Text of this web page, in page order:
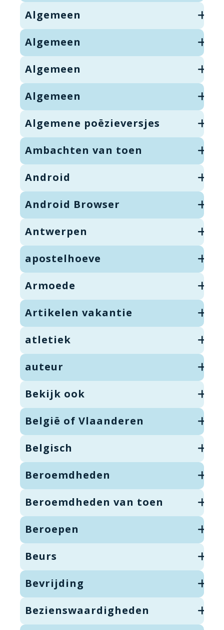
Algemeen
Algemeen
Algemeen
Algemeen
Algemene poëzieversjes
Ambachten van toen
Android
Android Browser
Antwerpen
apostelhoeve
Armoede
Artikelen vakantie
atletiek
auteur
Bekijk ook
België of Vlaanderen
Belgisch
Beroemdheden
Beroemdheden van toen
Beroepen
Beurs
Bevrijding
Bezienswaardigheden